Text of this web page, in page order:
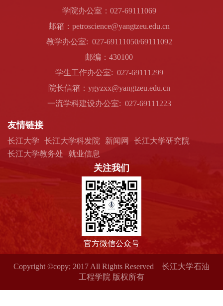
学院办公室：027-69111069
邮箱：petroscience@yangtzeu.edu.cn
教学办公室: 027-69111050/69111092
邮编：430100
学生工作办公室: 027-69111299
院长信箱：ygyzxx@yangtzeu.edu.cn
一流学科建设办公室: 027-69111223
友情链接
长江大学 长江大学科发院 新闻网
长江大学研究院
长江大学教务处
就业信息
关注我们
官方微信公众号
Copyright ©copy; 2017 All Rights Reserved 长江大学石油
工程学院 版权所有